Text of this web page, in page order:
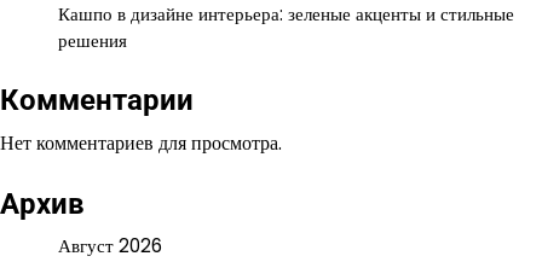
Кашпо в дизайне интерьера: зеленые акценты и стильные
решения
Комментарии
Нет комментариев для просмотра.
Архив
Август 2026